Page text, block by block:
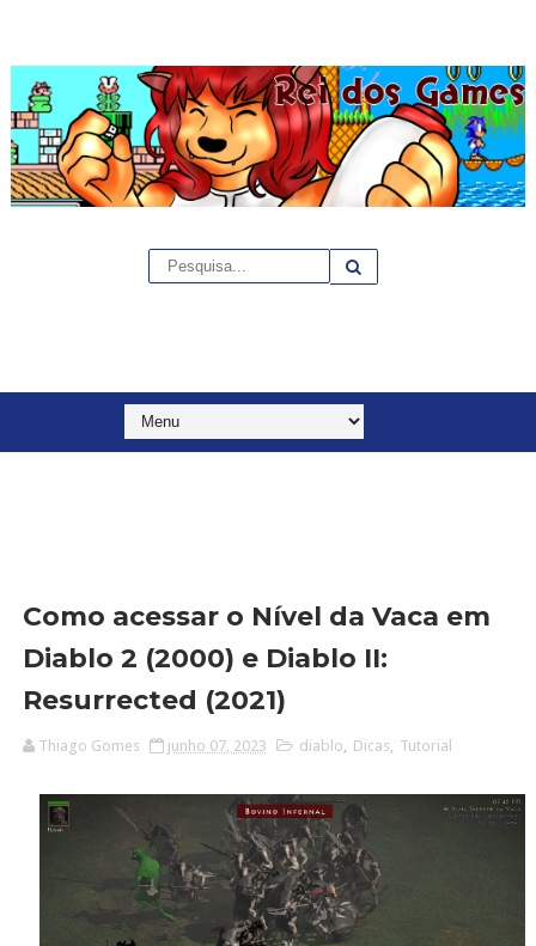
Como acessar o Nível da Vaca em
Diablo 2 (2000) e Diablo II:
Resurrected (2021)
Thiago Gomes junho 07, 2023 diablo Dicas Tutorial